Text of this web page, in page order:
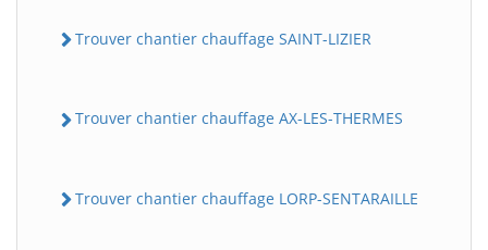
Trouver chantier chauffage SAINT-LIZIER
Trouver chantier chauffage AX-LES-THERMES
Trouver chantier chauffage LORP-SENTARAILLE